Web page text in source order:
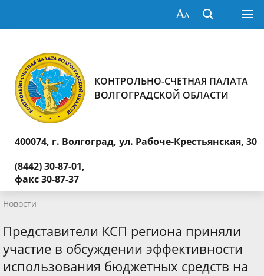
КОНТРОЛЬНО-СЧЕТНАЯ ПАЛАТА
ВОЛГОГРАДСКОЙ ОБЛАСТИ
400074, г. Волгоград, ул. Рабоче-Крестьянская, 30
(8442) 30-87-01,
факс 30-87-37
Новости
Представители КСП региона приняли
участие в обсуждении эффективности
использования бюджетных средств на